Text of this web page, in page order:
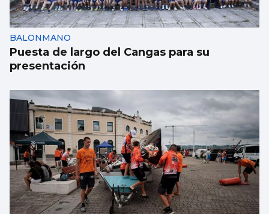
BALONMANO
Puesta de largo del Cangas para su
presentación